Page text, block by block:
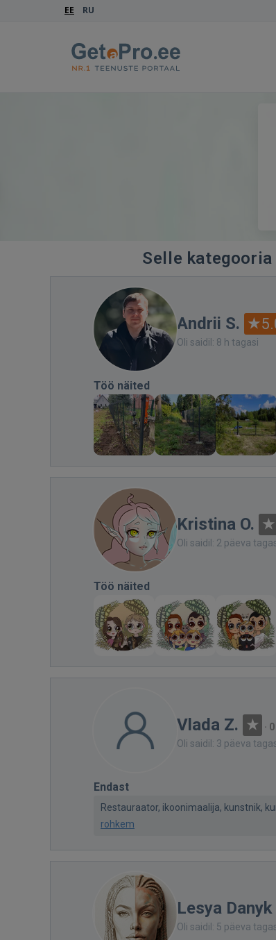
EE RU
Selle
Andrii S.
Oli saidil: 8 h tagasi
Töö näited
Kristina O.
Oli saidil: 2 päeva
Töö näited
Vlada Z. ·
Oli saidil: 3 päeva
Endast
Restauraator, ikoonimaalija, kunstnik,
rohkem
Lesya Danyk
Oli saidil: 5 päeva